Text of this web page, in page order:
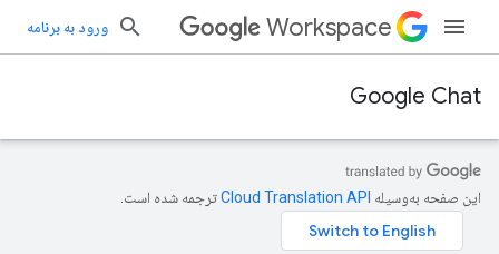
Workspace ورود به برنامه
Google Chat
این صفحه به‌وسیله ترجمه شده است.